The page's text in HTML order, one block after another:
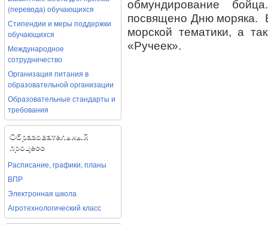
(перевода) обучающихся
Стипендии и меры поддержки
обучающихся
Международное
сотрудничество
Организация питания в
образовательной организации
Образовательные стандарты и
требования
Образовательный
процесс
Расписание, графики, планы
ВПР
Электронная школа
Агротехнологический класс
обмундирование
посвящено Дню моряка.
морской тематики, а
«Ручеек».